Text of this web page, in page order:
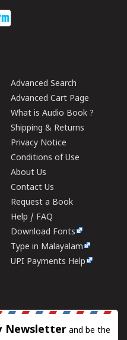
Advanced Search
Advanced Cart Page
What is Audio Book ?
Shipping & Returns
Privacy Notice
Conditions of Use
About Us
Contact Us
Request a Book
Help / FAQ
Download Fonts
Type in Malayalam
UPI Payments Help
Newsletter and be the